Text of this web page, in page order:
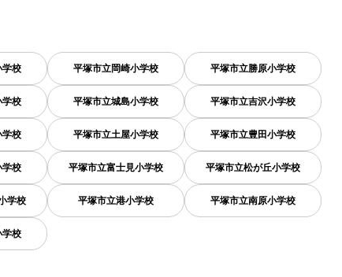
学校 平塚市立岡崎小学校 平塚市立勝原小学校
学校 平塚市立城島小学校 平塚市立吉沢小学校
学校 平塚市立土屋小学校 平塚市立豊田小学校
学校 平塚市立富士見小学校 平塚市立松が丘小学校
学校 平塚市立港小学校 平塚市立南原小学校
学校